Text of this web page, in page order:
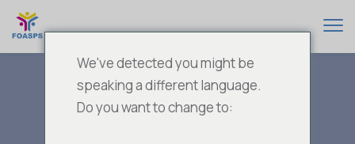
We've detected you might be
speaking a different language.
Do you want to change to: